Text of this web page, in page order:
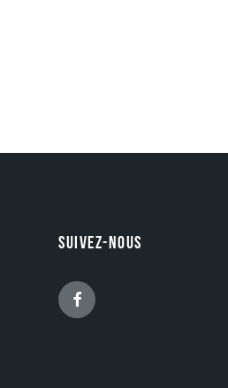
SUIVEZ-NOUS
Facebook